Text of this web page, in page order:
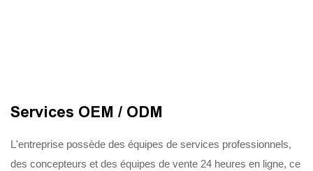
Services OEM / ODM
L'entreprise possède des équipes de services professionnels,
des concepteurs et des équipes de vente 24 heures en ligne, ce